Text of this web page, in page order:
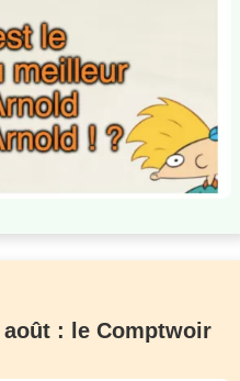
: le Comptwoir